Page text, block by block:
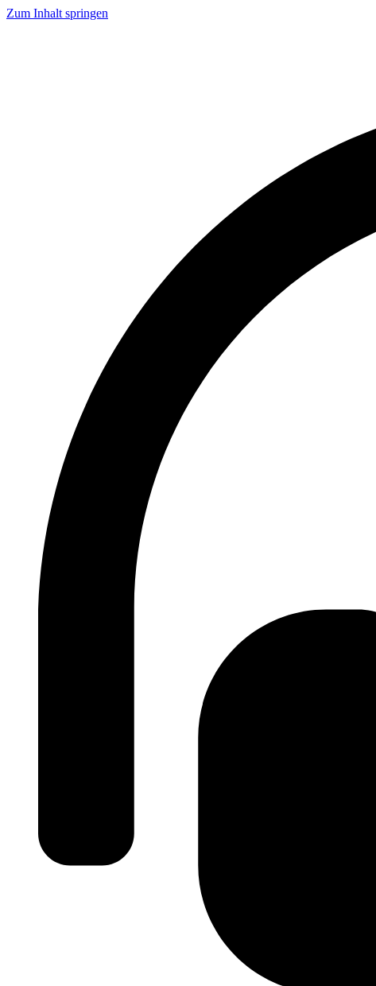
Zum Inhalt springen